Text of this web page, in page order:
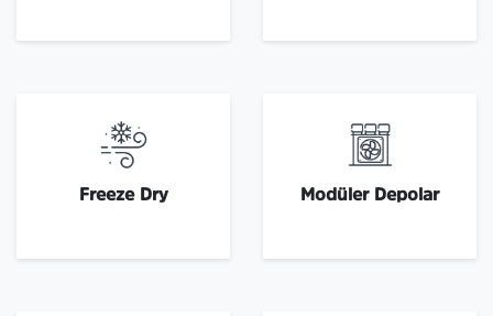
Freeze Dry Modüler Depolar